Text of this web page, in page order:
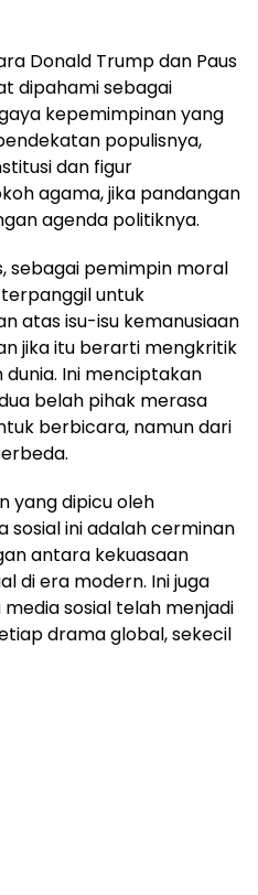
Donald Trump dan Paus
dipahami sebagai
kepemimpinan yang
populisnya,
dan figur
agama, jika pandangan
agenda politiknya.
sebagai pemimpin moral
untuk
atas isu-isu kemanusiaan
jika itu berarti mengkritik
Ini menciptakan
belah pihak merasa
berbicara, namun dari
yang dipicu oleh
sosial ini adalah cerminan
antara kekuasaan
di era modern. Ini juga
sosial telah menjadi
drama global, sekecil